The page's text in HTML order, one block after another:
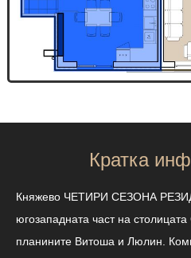
Кратка
Княжево ЧЕТИРИ СЕЗОНА
югозападната част на
планините Витоша и Люлин.